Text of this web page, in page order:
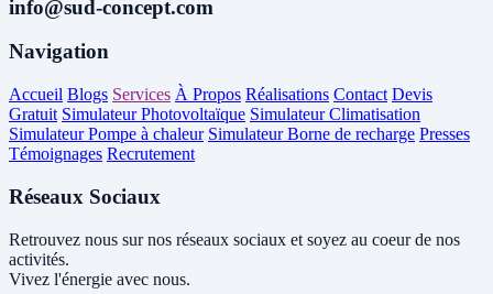
info@sud-concept.com
Navigation
Accueil Blogs Services À Propos Réalisations Contact Devis
Gratuit Simulateur Photovoltaïque Simulateur Climatisation
Simulateur Pompe à chaleur Simulateur Borne de recharge Presses
Témoignages Recrutement
Réseaux Sociaux
Retrouvez nous sur nos réseaux sociaux et soyez au coeur de nos
activités.
Vivez l'énergie avec nous.